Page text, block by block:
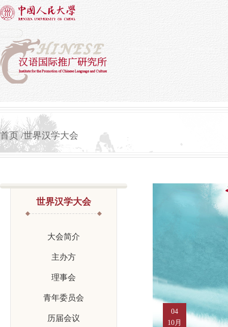
首页 世界汉学大会
世界汉学大会
大会简介
主办方
理事会
青年委员会
历届会议
04
10月